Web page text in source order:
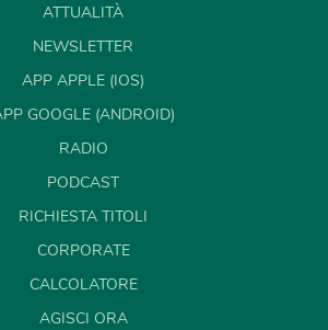
ATTUALITÀ
NEWSLETTER
APP APPLE (IOS)
GOOGLE (ANDROID)
RADIO
PODCAST
RICHIESTA TITOLI
CORPORATE
CALCOLATORE
AGISCI ORA